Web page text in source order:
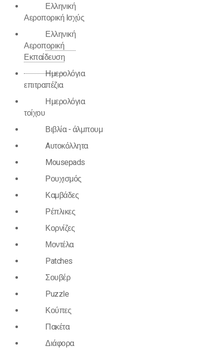
Ελληνική
Αεροπορική Ισχύς
Ελληνική
Αεροπορική
Εκπαίδευση
Ημερολόγια
επιτραπέζια
Ημερολόγια
τοίχου
Βιβλία - άλμπουμ
Aυτοκόλλητα
Mousepads
Ρουχισμός
Καμβάδες
Ρέπλικες
Κορνίζες
Μοντέλα
Patches
Σουβέρ
Puzzle
Κούπες
Πακέτα
Διάφορα